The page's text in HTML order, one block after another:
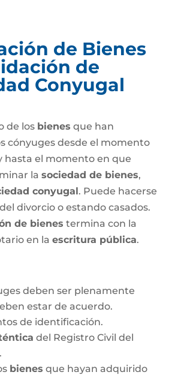
de Bienes
de
Conyugal
de los bienes que han
cónyuges desde el momento
hasta el momento en que
la sociedad de bienes,
conyugal. Puede hacerse
divorcio o estando casados.
de bienes termina con la
en la escritura pública.
deben ser plenamente
estar de acuerdo.
de identificación.
del Registro Civil del
bienes que hayan adquirido